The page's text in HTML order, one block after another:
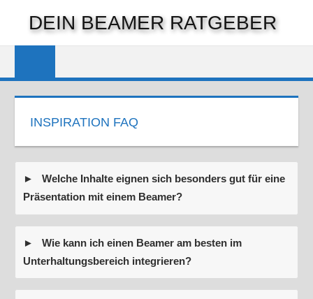
springen
DEIN BEAMER RATGEBER
INSPIRATION FAQ
Welche Inhalte eignen sich besonders gut für eine
Präsentation mit einem Beamer?
Wie kann ich einen Beamer am besten im
Unterhaltungsbereich integrieren?